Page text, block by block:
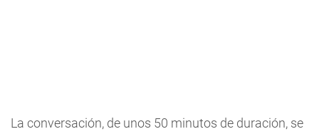
La conversación, de unos 50 minutos de duración, se